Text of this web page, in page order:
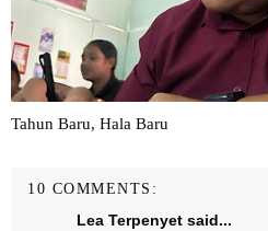
Tahun Baru, Hala Baru
10 COMMENTS:
Lea Terpenyet said...